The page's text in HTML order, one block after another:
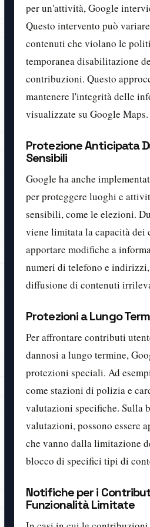
per un'attività, Google
Questo intervento può
contenuti che violano le
temporanea disabilitazione
contribuzioni. Questo
mantenere l'integrità delle
visualizzate su Google Maps.
Protezione Anticipata
Sensibili
Google ha anche
per proteggere luoghi e
sensibili, come le elezioni.
viene limitata la capacità
apportare modifiche a
numeri di telefono e
diffusione di contenuti
Protezioni a Lungo
Per affrontare contributi
dannosi a lungo termine,
protezioni speciali. Ad
come stazioni di polizia e
valutazioni specifiche. Sulla
valutazioni, possono essere
che vanno dalla limitazione
blocco di specifici tipi di
Notifiche per i
Funzionalità Limitate